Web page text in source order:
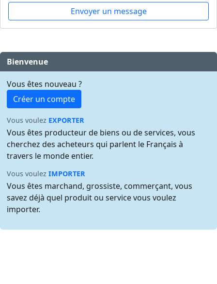
Envoyer un message
Bienvenue
Vous êtes nouveau ?
Créer un compte
Vous voulez EXPORTER
Vous êtes producteur de biens ou de services, vous
cherchez des acheteurs qui parlent le Français à
travers le monde entier.
Vous voulezIMPORTER
Vous êtes marchand, grossiste, commerçant, vous
savez déjà quel produit ou service vous voulez
importer.